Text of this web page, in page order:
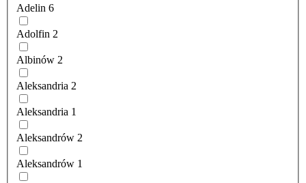
Adelin 6
Adolfin 2
Albinów 2
Aleksandria 2
Aleksandria 1
Aleksandrów 2
Aleksandrów 1